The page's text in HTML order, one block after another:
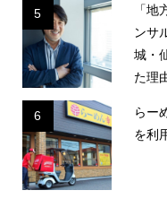
5
「
ンサ
城・
た理
6
らー
を利